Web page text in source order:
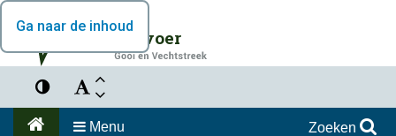
Ga naar de inhoud
Vervoer
Menu Zoeken